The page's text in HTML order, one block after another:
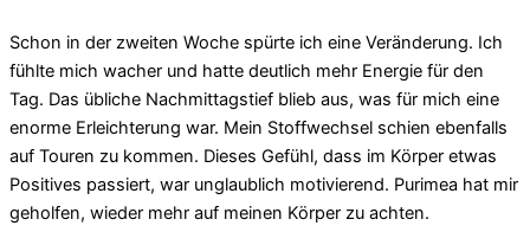
Schon in der zweiten Woche spürte ich eine Veränderung. Ich
fühlte mich wacher und hatte deutlich mehr Energie für den
Tag. Das übliche Nachmittagstief blieb aus, was für mich eine
enorme Erleichterung war. Mein Stoffwechsel schien ebenfalls
auf Touren zu kommen. Dieses Gefühl, dass im Körper etwas
Positives passiert, war unglaublich motivierend. Purimea hat mir
geholfen, wieder mehr auf meinen Körper zu achten.